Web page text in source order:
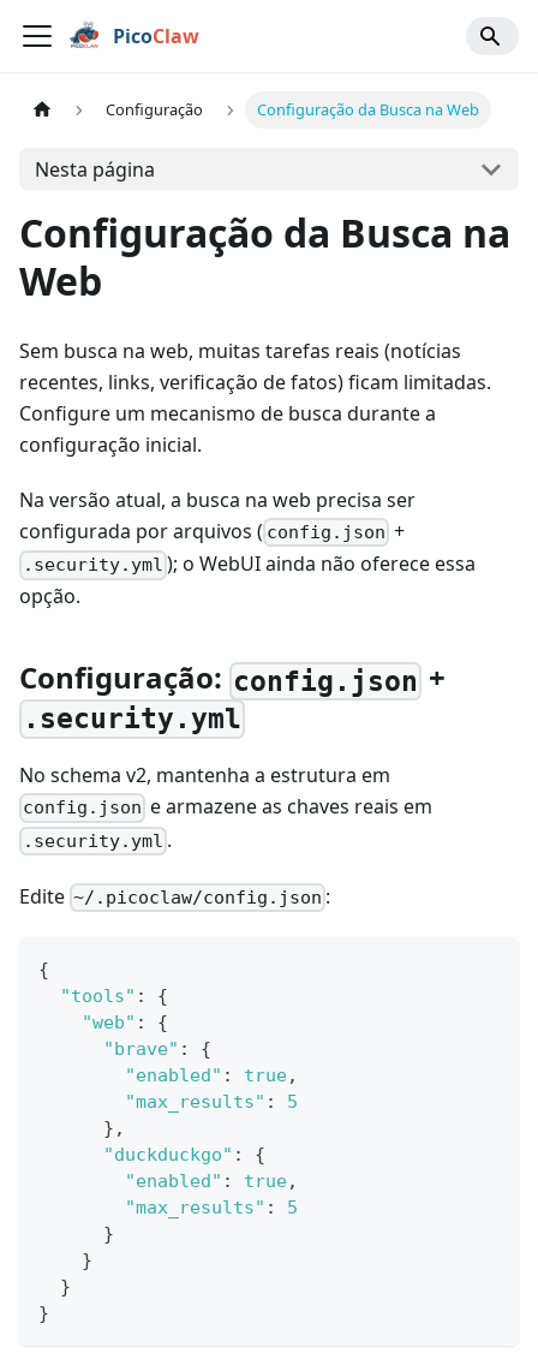
PicoClaw
Configuração Configuração da Busca na Web
Nesta página
Configuração da Busca na
Web
Sem busca na web, muitas tarefas reais (notícias
recentes, links, verificação de fatos) ficam limitadas.
Configure um mecanismo de busca durante a
configuração inicial.
Na versão atual, a busca na web precisa ser
configurada por arquivos ( config.json +
.security.yml ); o WebUI ainda não oferece essa
opção.
Configuração: config.json +
.security.yml
No schema v2, mantenha a estrutura em
config.json e armazene as chaves reais em
.security.yml .
Edite ~/.picoclaw/config.json :
{
"tools" :
{
"web" :
{
"brave" :
{
"enabled" : true,
"max_results" :
5
} ,
"duckduckgo" :
{
"enabled" : true,
"max_results" :
5
}
}
}
}